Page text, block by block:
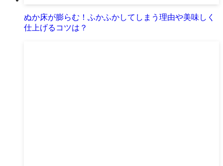
ぬか床が膨らむ！ふかふかしてしまう理由や美味しく
仕上げるコツは？